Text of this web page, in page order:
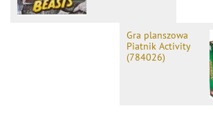
Gra planszowa
Piatnik Activity
(784026)